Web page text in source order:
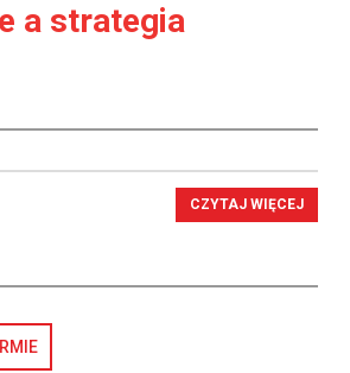
a strategia
CZYTAJ WIĘCEJ